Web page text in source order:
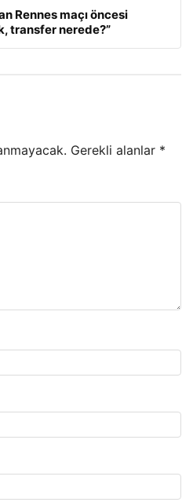
Rennes maçı öncesi
transfer nerede?”
Gerekli alanlar *